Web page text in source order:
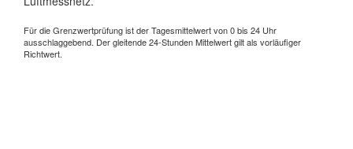
Für die Grenzwertprüfung ist der Tagesmittelwert von 0 bis 24 Uhr
ausschlaggebend. Der gleitende 24-Stunden Mittelwert gilt als vorläufiger
Richtwert.